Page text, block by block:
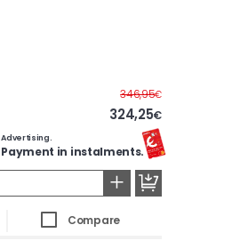
346,95€Before
324,25€
Advertising.
Payment in instalments.
+
Compare